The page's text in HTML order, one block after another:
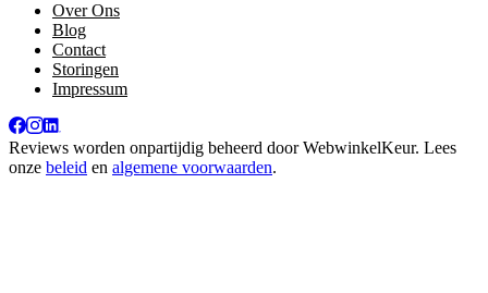
Over Ons
Blog
Contact
Storingen
Impressum
Reviews worden onpartijdig beheerd doorWebwinkelKeur. Lees
onze beleid en algemene voorwaarden.